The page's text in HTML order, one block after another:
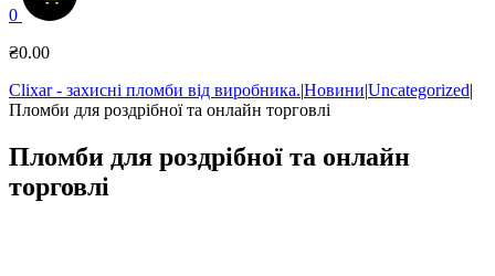
0
₴0.00
Clixar - захисні пломби від виробника.|Новини|Uncategorized|
Пломби для роздрібної та онлайн торговлі
Пломби для роздрібної та онлайн
торговлі